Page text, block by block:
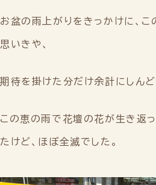
お盆の雨上がりをきっかけに、
思いきや、
期待を掛けた分だけ余計にしんど
この恵の雨で花壇の花が生き返
たけど、ほぼ全滅でした。